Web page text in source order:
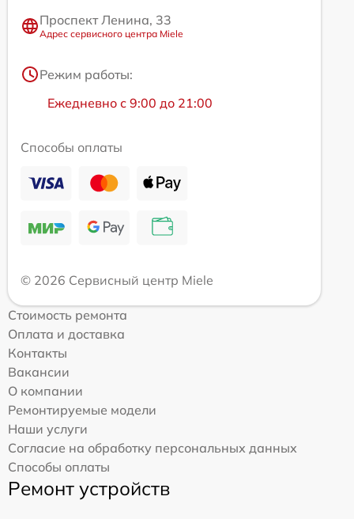
Проспект Ленина, 33
Адрес сервисного центра Miele
Режим работы:
Ежедневно с 9:00 до 21:00
Способы оплаты
© 2026 Сервисный центр Miele
Стоимость ремонта
Оплата и доставка
Контакты
Вакансии
О компании
Ремонтируемые модели
Наши услуги
Согласие на обработку персональных данных
Способы оплаты
Ремонт устройств